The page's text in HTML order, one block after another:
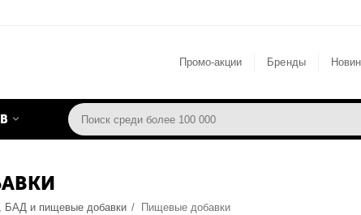
Промо-акции Бренды
БАД и пищевые добавки / Пищевые добавки